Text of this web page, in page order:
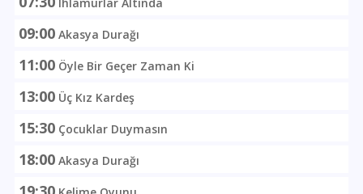
09:00 Akasya Durağı
11:00 Öyle Bir Geçer Zaman Ki
13:00 Üç Kız Kardeş
15:30 Çocuklar Duymasın
18:00 Akasya Durağı